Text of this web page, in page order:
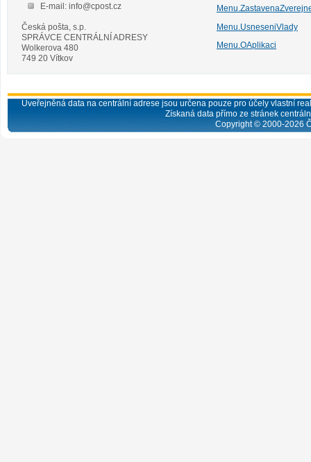
E-mail: info@cpost.cz
Česká pošta, s.p.
SPRÁVCE CENTRÁLNÍ ADRESY
Wolkerova 480
749 20 Vítkov
Menu.UsneseniVlady
Menu.OAplikaci
Uveřejněná data na centrální adrese jsou určena pouze pro účely vlastní
Získaná data přímo ze stránek
Copyright © 2000-2026